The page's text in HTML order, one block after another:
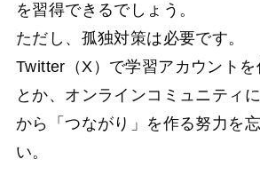
を習得できるでしょう。
ただし、孤独対策は必要です。
Twitter（X）で学習アカウントを
とか、オンラインコミュニティ
から「つながり」を作る努力を
い。